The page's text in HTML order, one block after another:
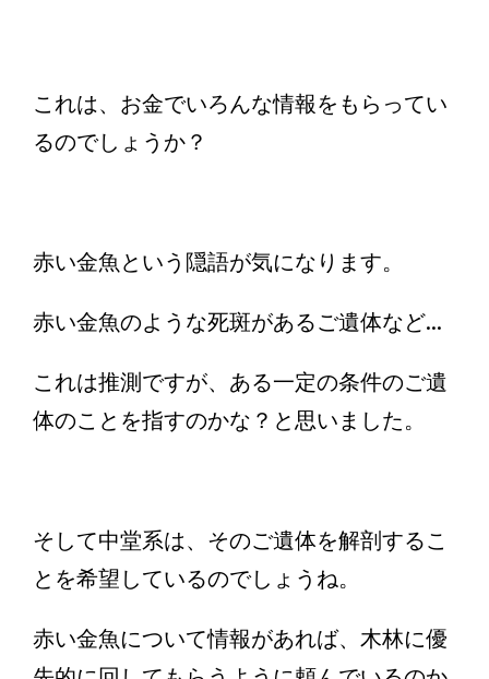
これは、お金でいろんな情報をもらってい
るのでしょうか？
赤い金魚という隠語が気になります。
赤い金魚のような死斑があるご遺体など...
これは推測ですが、ある一定の条件のご遺
体のことを指すのかな？と思いました。
そして中堂系は、そのご遺体を解剖するこ
とを希望しているのでしょうね。
赤い金魚について情報があれば、木林に優